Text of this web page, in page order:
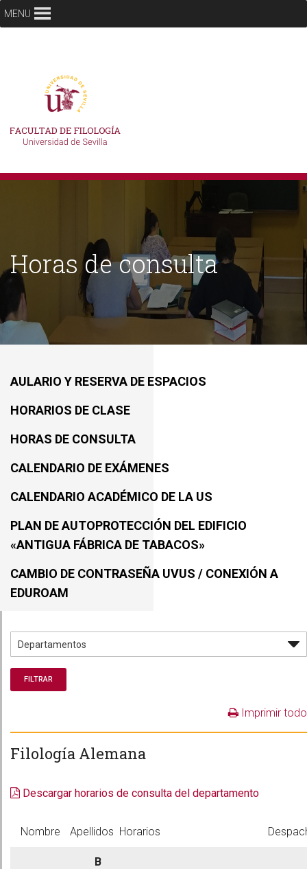
MENU
Horas de consulta
AULARIO Y RESERVA DE ESPACIOS
HORARIOS DE CLASE
HORAS DE CONSULTA
CALENDARIO DE EXÁMENES
CALENDARIO ACADÉMICO DE LA US
PLAN DE AUTOPROTECCIÓN DEL EDIFICIO
«ANTIGUA FÁBRICA DE TABACOS»
CAMBIO DE CONTRASEÑA UVUS / CONEXIÓN A
EDUROAM
Imprimir todo
Filología Alemana
Descargar horarios de consulta del departamento
Nombre Apellidos Horarios
B